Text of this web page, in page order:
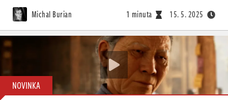
Michal Burian 1 minuta 15. 5. 2025
NOVINKA